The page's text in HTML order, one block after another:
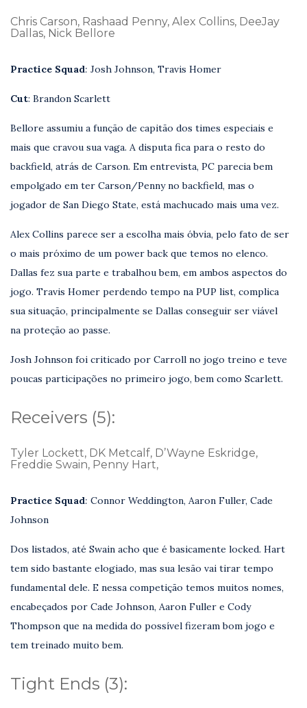
Chris Carson, Rashaad Penny, Alex Collins, DeeJay
Dallas, Nick Bellore
Practice Squad: Josh Johnson, Travis Homer
Cut: Brandon Scarlett
Bellore assumiu a função de capitão dos times especiais e
mais que cravou sua vaga. A disputa fica para o resto do
backfield, atrás de Carson. Em entrevista, PC parecia bem
empolgado em ter Carson/Penny no backfield, mas o
jogador de San Diego State, está machucado mais uma vez.
Alex Collins parece ser a escolha mais óbvia, pelo fato de ser
o mais próximo de um power back que temos no elenco.
Dallas fez sua parte e trabalhou bem, em ambos aspectos do
jogo. Travis Homer perdendo tempo na PUP list, complica
sua situação, principalmente se Dallas conseguir ser viável
na proteção ao passe.
Josh Johnson foi criticado por Carroll no jogo treino e teve
poucas participações no primeiro jogo, bem como Scarlett.
Receivers (5):
Tyler Lockett, DK Metcalf, D’Wayne Eskridge,
Freddie Swain, Penny Hart,
Practice Squad: Connor Weddington, Aaron Fuller, Cade
Johnson
Dos listados, até Swain acho que é basicamente locked. Hart
tem sido bastante elogiado, mas sua lesão vai tirar tempo
fundamental dele. E nessa competição temos muitos nomes,
encabeçados por Cade Johnson, Aaron Fuller e Cody
Thompson que na medida do possível fizeram bom jogo e
tem treinado muito bem.
Tight Ends (3):